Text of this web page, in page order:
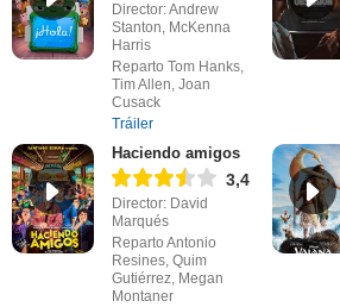
Director: Andrew
Stanton, McKenna
Harris
Reparto Tom Hanks,
Tim Allen, Joan
Cusack
Tráiler
Haciendo amigos
3,4
Director: David
Marqués
Reparto Antonio
Resines, Quim
Gutiérrez, Megan
Montaner